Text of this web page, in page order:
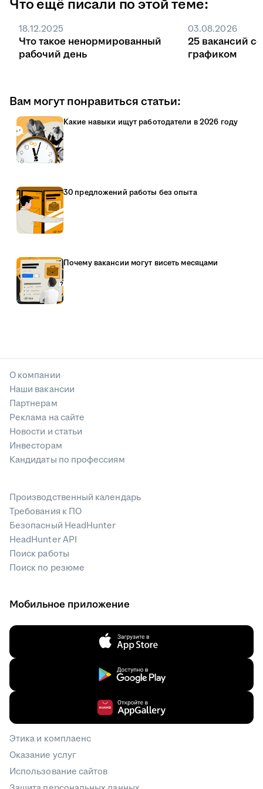
компания или ИП, а договор заключают в
любой момент обучения.
Что ещё писали по этой теме:
18.12.2025
Что такое ненормированный
рабочий день
03.08.2026
25 вакансий
графиком
Вам могут понравиться статьи:
Какие навыки ищут работодатели в 2026 году
30 предложений работы без опыта
Почему вакансии могут висеть месяцами
О компании
Наши вакансии
Партнерам
Реклама на сайте
Новости и статьи
Инвесторам
Кандидаты по профессиям
Производственный календарь
Требования к ПО
Безопасный HeadHunter
HeadHunter API
Поиск работы
Поиск по резюме
Мобильное приложение
Этика и комплаенс
Оказание услуг
Использование сайтов